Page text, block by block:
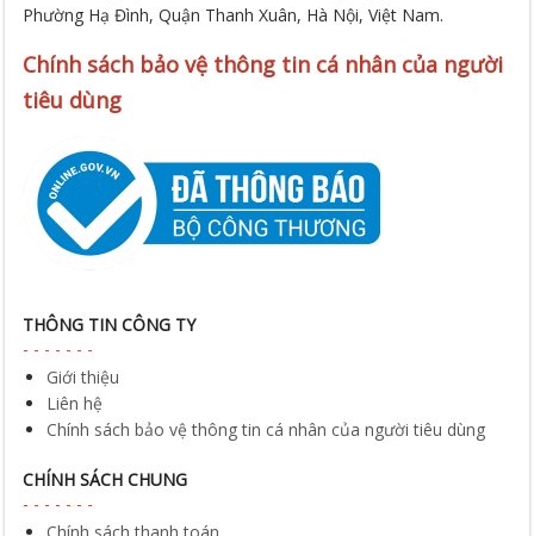
Phường Hạ Đình, Quận Thanh Xuân, Hà Nội, Việt Nam.
Chính sách bảo vệ thông tin cá nhân của người
tiêu dùng
THÔNG TIN CÔNG TY
Giới thiệu
Liên hệ
Chính sách bảo vệ thông tin cá nhân của người tiêu dùng
CHÍNH SÁCH CHUNG